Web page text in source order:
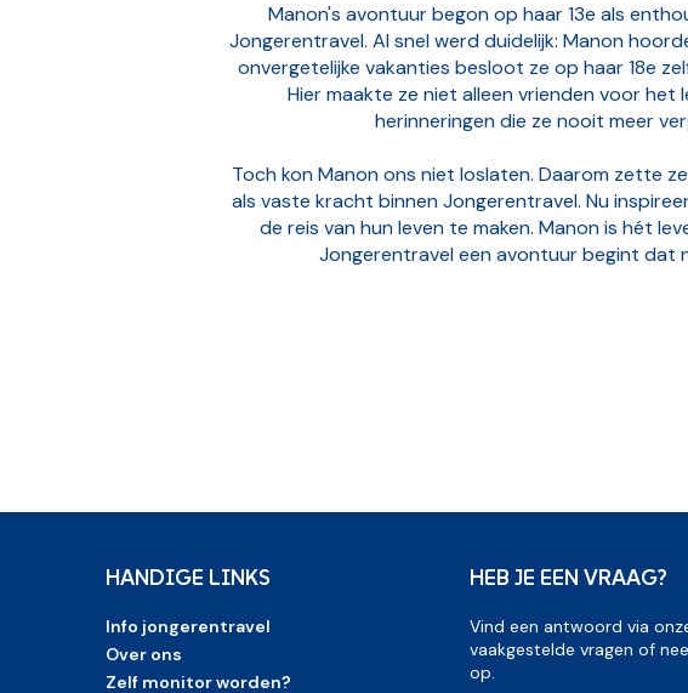
Manon's avontuur begon op haar 13e als
Jongerentravel. Al snel werd duidelijk: Manon
onvergetelijke vakanties besloot ze op haar 18e
Hier maakte ze niet alleen vrienden voor het
herinneringen die ze nooit meer
Toch kon Manon ons niet loslaten. Daarom zette
als vaste kracht binnen Jongerentravel. Nu
de reis van hun leven te maken. Manon is hét
Jongerentravel een avontuur begint dat
HANDIGE LINKS
Info jongerentravel
Over ons
Zelf monitor worden?
HEB JE EEN VRAAG?
Vind een antwoord via
vaakgestelde vragen of
op.